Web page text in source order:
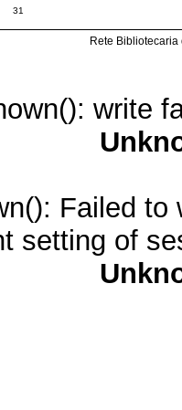
31
Rete
write
Failed
setting of